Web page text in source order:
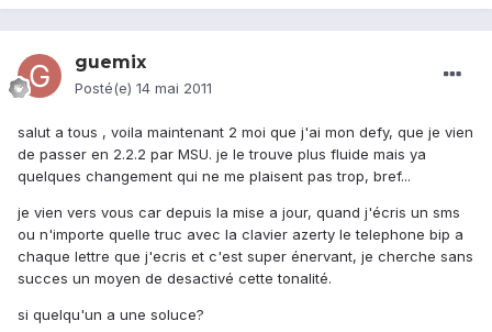
guemix
Posté(e) 14 mai 2011
salut a tous , voila maintenant 2 moi que j'ai mon defy, que je vien
de passer en 2.2.2 par MSU. je le trouve plus fluide mais ya
quelques changement qui ne me plaisent pas trop, bref...
je vien vers vous car depuis la mise a jour, quand j'écris un sms
ou n'importe quelle truc avec la clavier azerty le telephone bip a
chaque lettre que j'ecris et c'est super énervant, je cherche sans
succes un moyen de desactivé cette tonalité.
si quelqu'un a une soluce?